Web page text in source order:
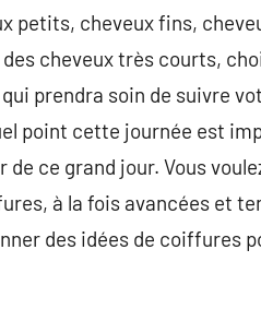
petits, cheveux fins,
cheveux très courts,
prendra soin de suivre
point cette journée est
ce grand jour. Vous
à la fois avancées et
des idées de coiffures